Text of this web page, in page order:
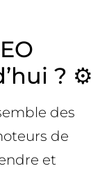
? ⚙️
des
de
et